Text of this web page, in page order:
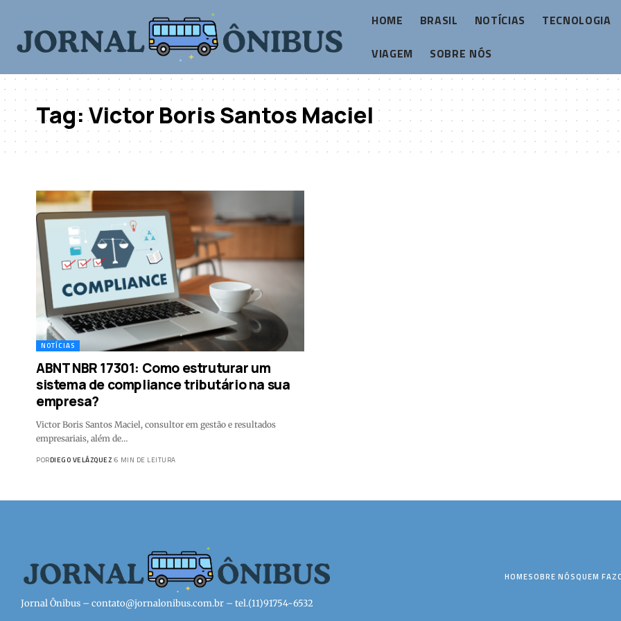
HOME BRASIL NOTÍCIAS
TECNOLOGIA
VIAGEM
SOBRE NÓS
Tag:Victor Boris Santos Maciel
NOTÍCIAS
ABNT NBR 17301: Como estruturar um
sistema de compliance tributário na sua
empresa?
Victor Boris Santos Maciel, consultor em gestão e resultados
empresariais, além de…
PORDIEGO VELÁZQUEZ 6 MIN DE LEITURA
Jornal Ônibus – contato@jornalonibus.com.br – tel.(11)91754-6532
HOMESOBRE NÓSQUEM FAZ